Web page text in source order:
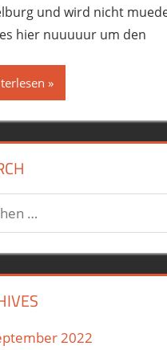
und wird nicht
hier nuuuuur um den
2022